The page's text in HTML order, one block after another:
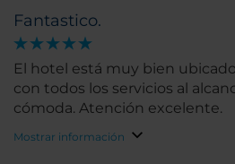
Fantastico.
El hotel está muy bien
con todos los servicios al
cómoda. Atención excelente.
Mostrar información